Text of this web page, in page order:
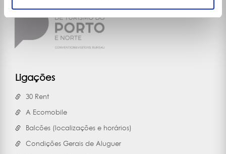
Ligações
30 Rent
A Ecomobile
Balcões (localizações e horários)
Condições Gerais de Aluguer